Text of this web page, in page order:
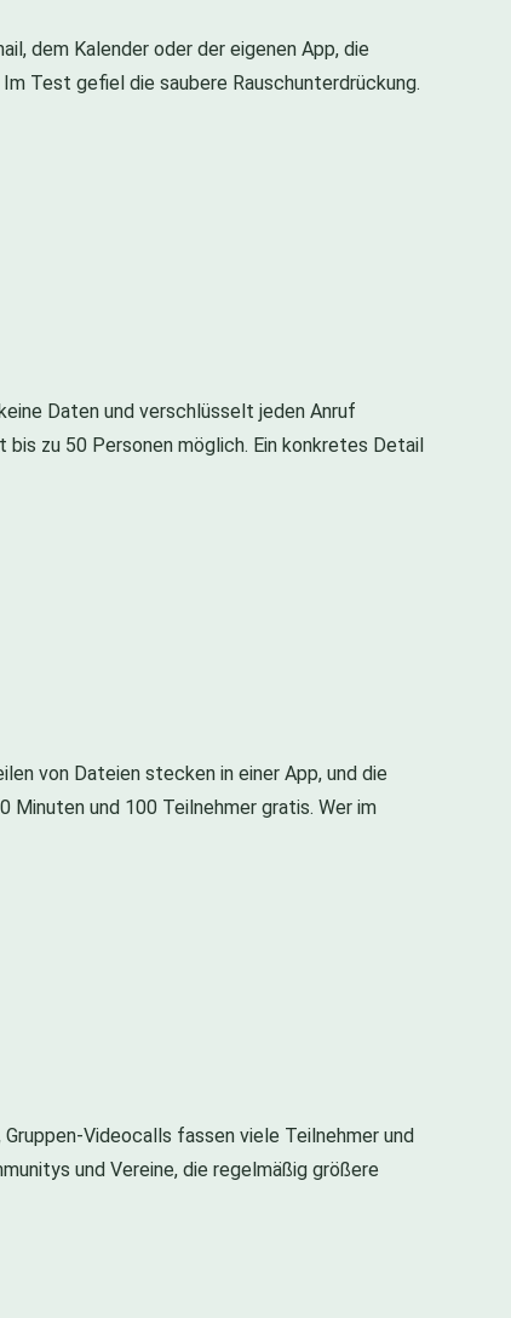
dem Kalender oder der eigenen App, die
Test gefiel die saubere Rauschunterdrückung.
Daten und verschlüsselt jeden Anruf
bis zu 50 Personen möglich. Ein konkretes Detail
von Dateien stecken in einer App, und die
und 100 Teilnehmer gratis. Wer im
Videocalls fassen viele Teilnehmer und
und Vereine, die regelmäßig größere